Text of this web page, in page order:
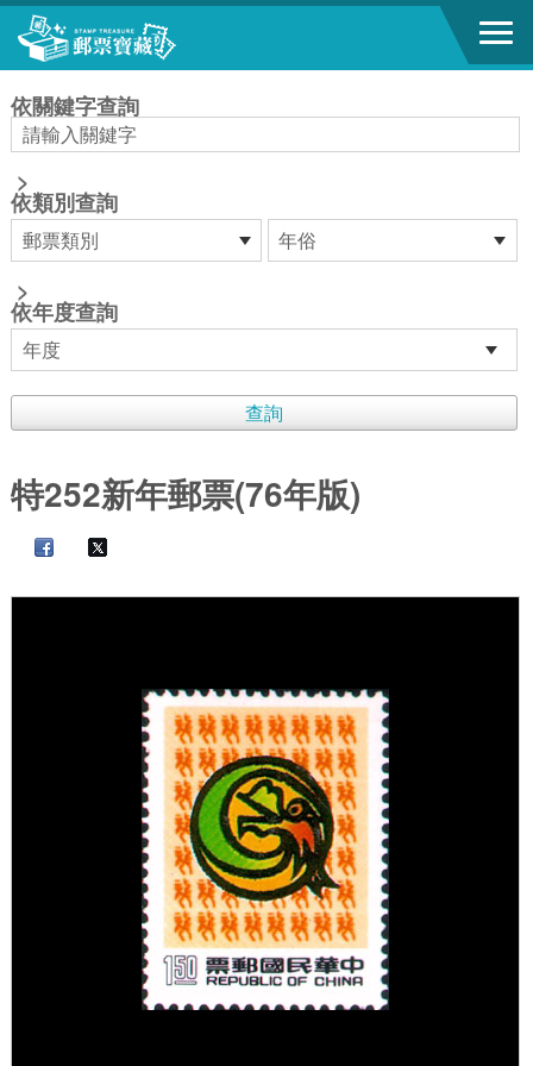
跳到主要內容區塊
依關鍵字查詢
>
依類別查詢
>
依年度查詢
特252新年郵票(76年版)